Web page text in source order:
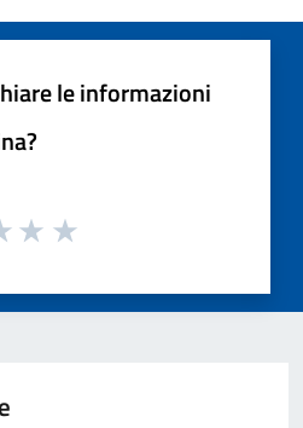
le informazioni